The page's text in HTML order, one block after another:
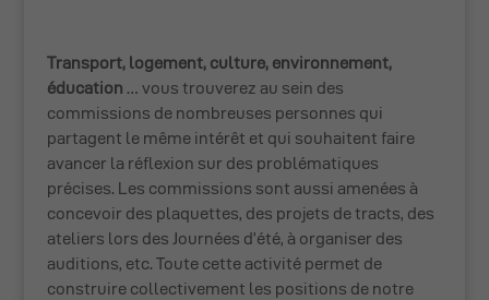
Transport, logement, culture, environnement,
éducation … vous trouverez au sein des
commissions de nombreuses personnes qui
partagent le même intérêt et qui souhaitent faire
avancer la réflexion sur des problématiques
précises. Les commissions sont aussi amenées à
concevoir des plaquettes, des projets de tracts, des
ateliers lors des Journées d’été, à organiser des
auditions, etc. Toute cette activité permet de
construire collectivement les positions de notre